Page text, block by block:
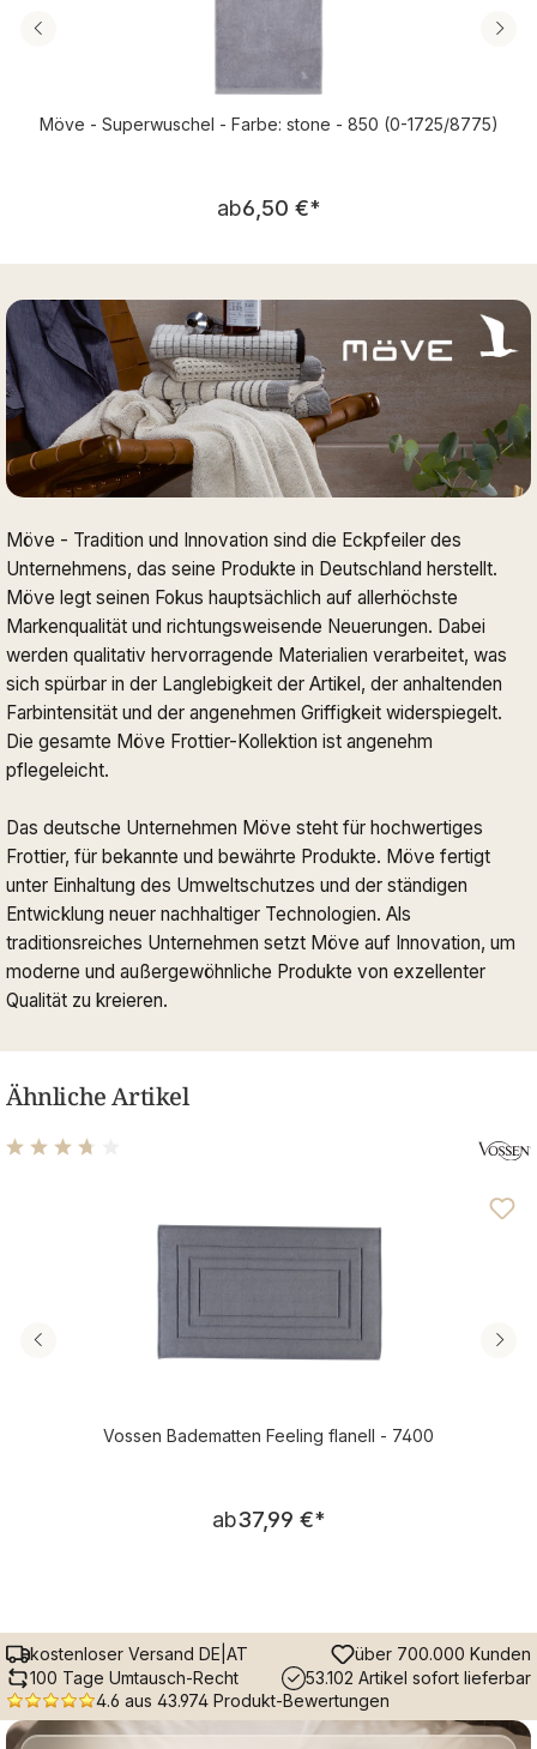
Möve - Superwuschel - Farbe: stone - 850 (0-1725/8775)
Regulärer Preis:
ab6,50 €*
Möve - Tradition und Innovation sind die Eckpfeiler des
Unternehmens, das seine Produkte in Deutschland herstellt.
Möve legt seinen Fokus hauptsächlich auf allerhöchste
Markenqualität und richtungsweisende Neuerungen. Dabei
werden qualitativ hervorragende Materialien verarbeitet, was
sich spürbar in der Langlebigkeit der Artikel, der anhaltenden
Farbintensität und der angenehmen Griffigkeit widerspiegelt.
Die gesamte Möve Frottier-Kollektion ist angenehm
pflegeleicht.
Das deutsche Unternehmen Möve steht für hochwertiges
Frottier, für bekannte und bewährte Produkte. Möve fertigt
unter Einhaltung des Umweltschutzes und der ständigen
Entwicklung neuer nachhaltiger Technologien. Als
traditionsreiches Unternehmen setzt Möve auf Innovation, um
moderne und außergewöhnliche Produkte von exzellenter
Qualität zu kreieren.
Ähnliche Artikel
Vossen Badematten Feeling flanell - 7400
Regulärer Preis:
ab37,99 €*
kostenloser Versand DE|AT
über 700.000 Kunden
100 Tage Umtausch-Recht
53.102 Artikel sofort lieferbar
4.6 aus 43.974 Produkt-Bewertungen